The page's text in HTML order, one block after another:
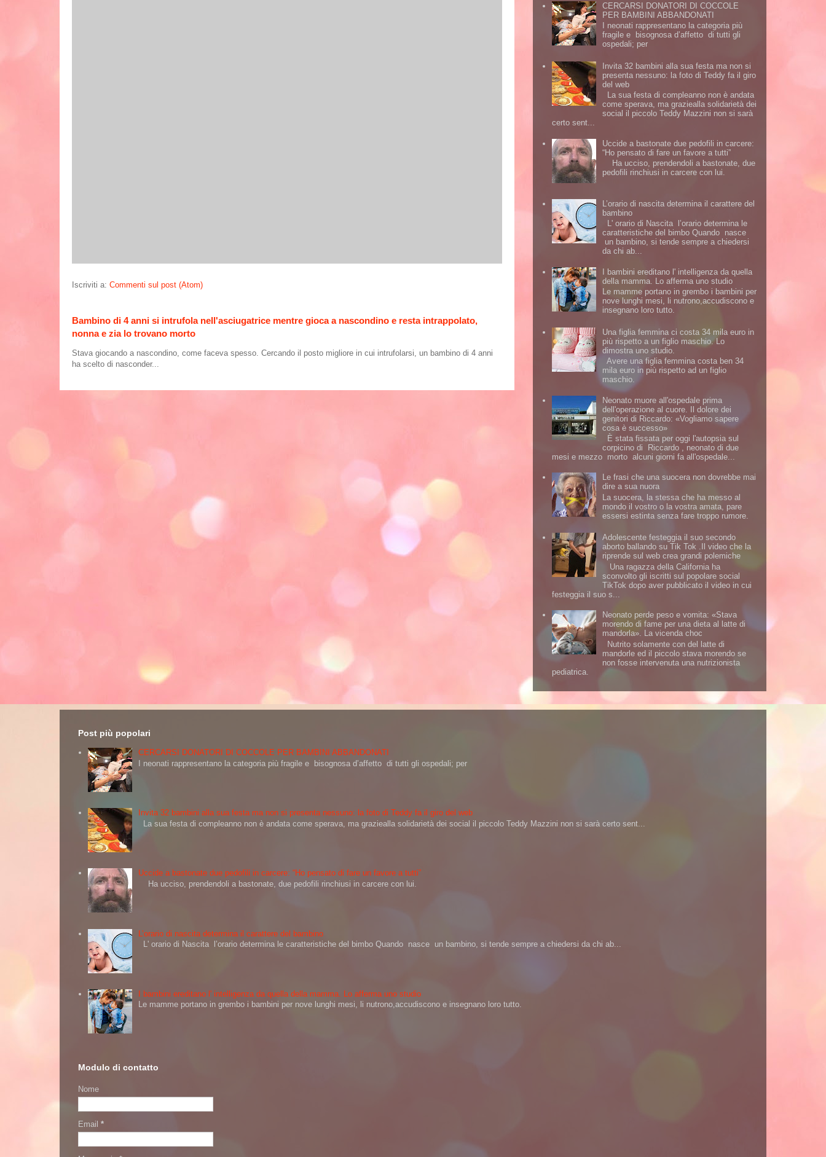
Iscriviti a: Commenti sul post (Atom)
Bambino di 4 anni si intrufola nell'asciugatrice mentre gioca a nascondino e resta intrappolato,
nonna e zia lo trovano morto
Stava giocando a nascondino, come faceva spesso. Cercando il posto migliore in cui intrufolarsi, un bambino di 4 anni
ha scelto di nasconder...
CERCARSI DONATORI DI COCCOLE
PER BAMBINI ABBANDONATI
I neonati rappresentano la categoria più
fragile e bisognosa d’affetto di tutti gli
ospedali; per
Invita 32 bambini alla sua festa ma non si
presenta nessuno: la foto di Teddy fa il giro
del web
La sua festa di compleanno non è andata
come sperava, ma graziealla solidarietà dei
social il piccolo Teddy Mazzini non si sarà
certo sent...
Uccide a bastonate due pedofili in carcere:
“Ho pensato di fare un favore a tutti”
Ha ucciso, prendendoli a bastonate, due
pedofili rinchiusi in carcere con lui.
L’orario di nascita determina il carattere del
bambino
L' orario di Nascita l’orario determina le
caratteristiche del bimbo Quando nasce
un bambino, si tende sempre a chiedersi
da chi ab...
I bambini ereditano l' intelligenza da quella
della mamma. Lo afferma uno studio
Le mamme portano in grembo i bambini per
nove lunghi mesi, li nutrono,accudiscono e
insegnano loro tutto.
Una figlia femmina ci costa 34 mila euro in
più rispetto a un figlio maschio. Lo
dimostra uno studio.
Avere una figlia femmina costa ben 34
mila euro in più rispetto ad un figlio
maschio.
Neonato muore all'ospedale prima
dell'operazione al cuore. Il dolore dei
genitori di Riccardo: «Vogliamo sapere
cosa è successo»
È stata fissata per oggi l'autopsia sul
corpicino di Riccardo , neonato di due
mesi e mezzo morto alcuni giorni fa all'ospedale...
Le frasi che una suocera non dovrebbe mai
dire a sua nuora
La suocera, la stessa che ha messo al
mondo il vostro o la vostra amata, pare
essersi estinta senza fare troppo rumore.
Adolescente festeggia il suo secondo
aborto ballando su Tik Tok .Il video che la
riprende sul web crea grandi polemiche
Una ragazza della California ha
sconvolto gli iscritti sul popolare social
TikTok dopo aver pubblicato il video in cui
festeggia il suo s...
Neonato perde peso e vomita: «Stava
morendo di fame per una dieta al latte di
mandorla». La vicenda choc
Nutrito solamente con del latte di
mandorle ed il piccolo stava morendo se
non fosse intervenuta una nutrizionista
pediatrica.
Post più popolari
CERCARSI DONATORI DI COCCOLE PER BAMBINI ABBANDONATI
I neonati rappresentano la categoria più fragile e bisognosa d’affetto di tutti gli ospedali; per
Invita 32 bambini alla sua festa ma non si presenta nessuno: la foto di Teddy fa il giro del web
La sua festa di compleanno non è andata come sperava, ma graziealla solidarietà dei social il piccolo Teddy Mazzini non si sarà certo sent...
Uccide a bastonate due pedofili in carcere: “Ho pensato di fare un favore a tutti”
Ha ucciso, prendendoli a bastonate, due pedofili rinchiusi in carcere con lui.
L’orario di nascita determina il carattere del bambino
L' orario di Nascita l’orario determina le caratteristiche del bimbo Quando nasce un bambino, si tende sempre a chiedersi da chi ab...
I bambini ereditano l' intelligenza da quella della mamma. Lo afferma uno studio
Le mamme portano in grembo i bambini per nove lunghi mesi, li nutrono,accudiscono e insegnano loro tutto.
Modulo di contatto
Nome
Email *